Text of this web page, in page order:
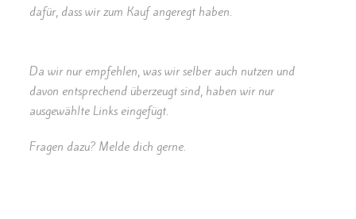
dafür, dass wir zum Kauf angeregt haben.
Da wir nur empfehlen, was wir selber auch nutzen und
davon entsprechend überzeugt sind, haben wir nur
ausgewählte Links eingefügt.
Fragen dazu? Melde dich gerne.